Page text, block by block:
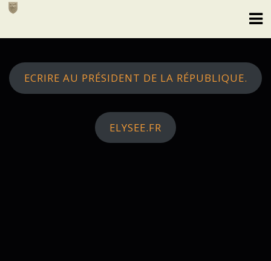
Skip
ECRIRE AU PRÉSIDENT DE LA RÉPUBLIQUE.
ELYSEE.FR